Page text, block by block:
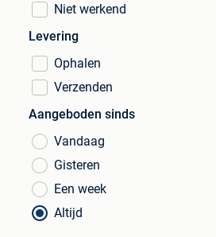
Niet werkend
Levering
Ophalen
Verzenden
Aangeboden sinds
Vandaag
Gisteren
Een week
Altijd